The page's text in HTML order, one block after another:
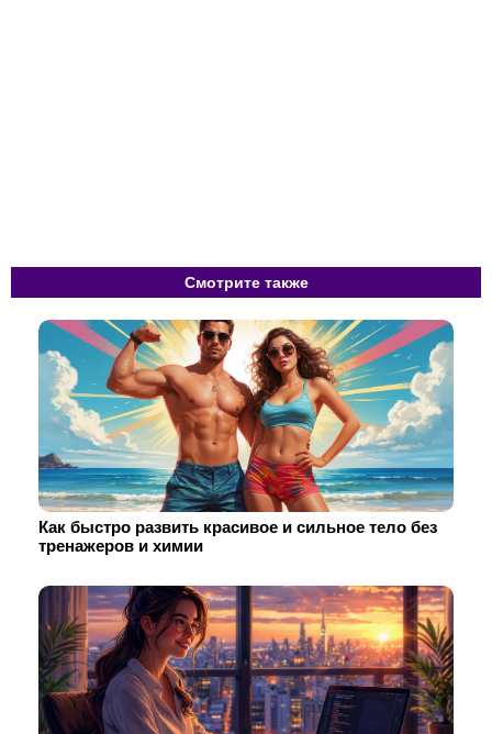
Смотрите также
Как быстро развить красивое и сильное тело без
тренажеров и химии